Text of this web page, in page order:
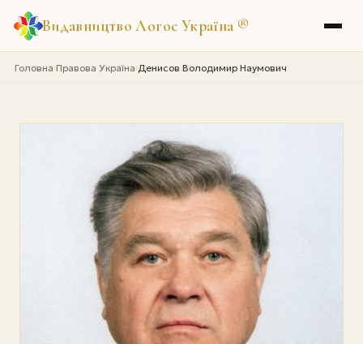
Видавництво Логос Україна ®
Головна›Правова Україна›Денисов Володимир Наумович